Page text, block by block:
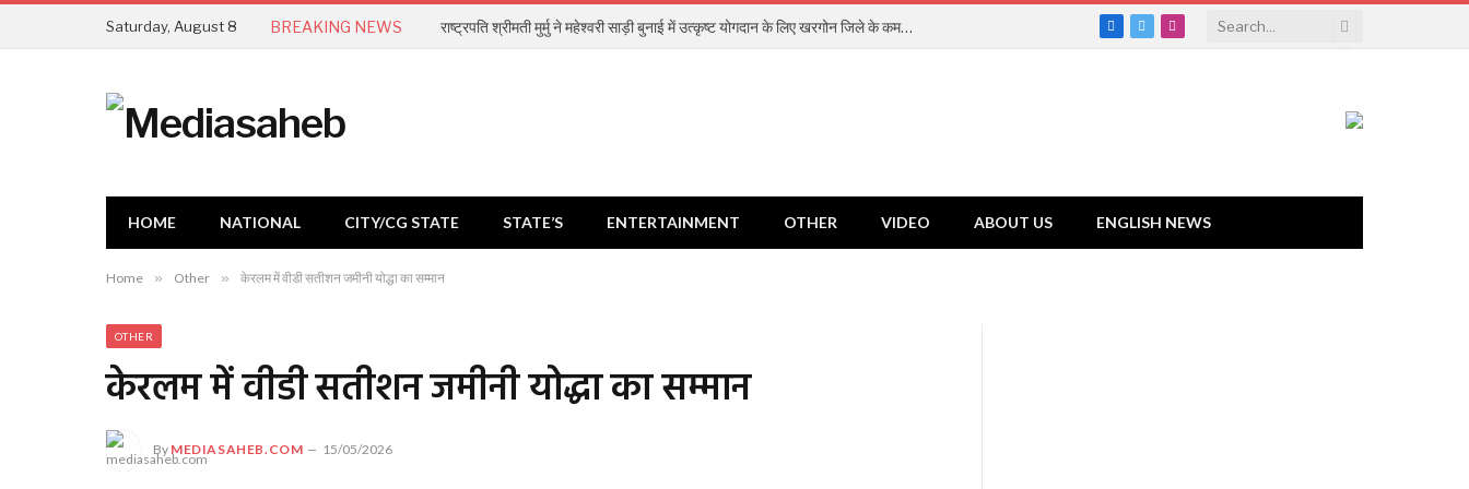
Saturday, August 8 BREAKING NEWS राष्ट्रपति श्रीमती मुर्मु ने महेश्वरी साड़ी बुनाई में उत्कृष्ट योगदान के लिए खरगोन जिले के कमल गौड़ को किया सम्मानित
Facebook
TwitterInstagram
HOME NATIONAL CITY/CG STATE STATE’S ENTERTAINMENT OTHER VIDEO ABOUT US ENGLISH NEWS
Home » Other » केरलम में वीडी सतीशन जमीनी योद्धा का सम्मान
OTHER
केरलम में वीडी सतीशन जमीनी योद्धा का सम्मान
By MEDIASAHEB.COM 15/05/2026